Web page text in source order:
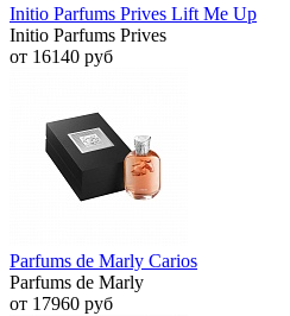
Initio Parfums Prives Lift Me Up
Initio Parfums Prives
от 16140 руб
Parfums de Marly Carios
Parfums de Marly
от 17960 руб